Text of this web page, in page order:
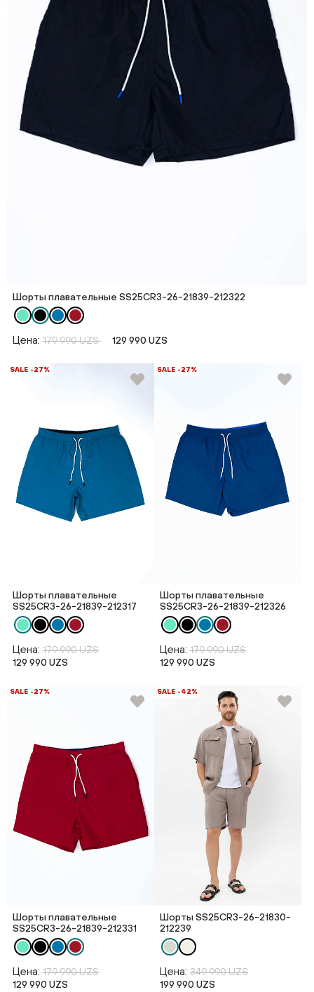
Шорты плавательные SS25CR3-26-21839-212322
Цена: 179 990 UZS 129 990 UZS
SALE -27%
Шорты плавательные
SS25CR3-26-21839-212317
Цена: 179 990 UZS
129 990 UZS
SALE -27%
Шорты плавательные
SS25CR3-26-21839-212326
Цена: 179 990 UZS
129 990 UZS
SALE -27%
Шорты плавательные
SS25CR3-26-21839-212331
Цена: 179 990 UZS
129 990 UZS
SALE -42%
Шорты SS25CR3-26-21830-
212239
Цена: 349 990 UZS
199 990 UZS